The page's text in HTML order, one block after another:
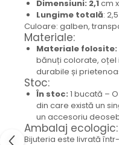
Bijuterii fără metal
Brățară
Bijuterii - Alte
Suport bijuterii
Semn de carte
Accesorii
Produse personalizate
Produse zero waste
Săculeț de depozitare
Dimensiuni: 2,1cm
Lungime totală:
Culoare: galben,
Materiale:
Materiale folosite:
bănuți colorate, oțel
durabile și
Stoc:
În stoc: 1 bucată –
din care există un
un accesoriu
Ambalaj ecologic:
Bijuteria este livrată